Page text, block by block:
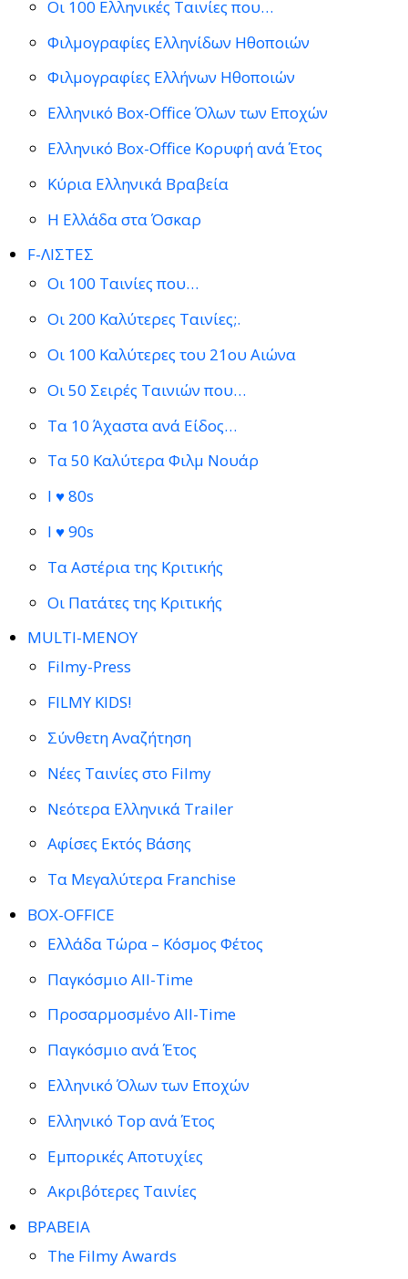
Οι 100 Ελληνικές Ταινίες που…
Φιλμογραφίες Ελληνίδων Ηθοποιών
Φιλμογραφίες Ελλήνων Ηθοποιών
Ελληνικό Box-Office Όλων των Εποχών
Ελληνικό Box-Office Κορυφή ανά Έτος
Κύρια Ελληνικά Βραβεία
Η Ελλάδα στα Όσκαρ
F-ΛΙΣΤΕΣ
Οι 100 Ταινίες που…
Οι 200 Καλύτερες Ταινίες;.
Οι 100 Καλύτερες του 21ου Αιώνα
Οι 50 Σειρές Ταινιών που…
Τα 10 Άχαστα ανά Είδος…
Τα 50 Καλύτερα Φιλμ Νουάρ
I ♥ 80s
I ♥ 90s
Τα Αστέρια της Κριτικής
Οι Πατάτες της Κριτικής
MULTI-ΜΕΝΟΥ
Filmy-Press
FILMY KIDS!
Σύνθετη Αναζήτηση
Νέες Ταινίες στο Filmy
Νεότερα Ελληνικά Trailer
Αφίσες Εκτός Βάσης
Τα Μεγαλύτερα Franchise
BOX-OFFICE
Ελλάδα Τώρα – Κόσμος Φέτος
Παγκόσμιο All-Time
Προσαρμοσμένο All-Time
Παγκόσμιο ανά Έτος
Ελληνικό Όλων των Εποχών
Ελληνικό Top ανά Έτος
Εμπορικές Αποτυχίες
Ακριβότερες Ταινίες
ΒΡΑΒΕΙΑ
The Filmy Awards